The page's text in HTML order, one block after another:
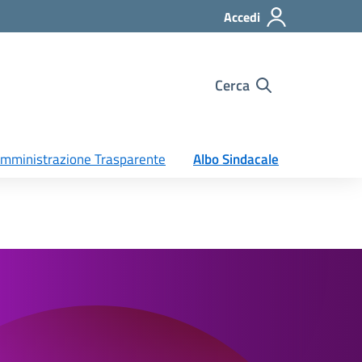
Accedi
Cerca
Trasparente Albo Sindacale